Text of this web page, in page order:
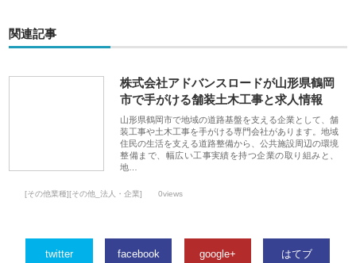
関連記事
株式会社アドバンスロードが山形県鶴岡
市で手がける舗装土木工事と求人情報
山形県鶴岡市で地域の道路基盤を支える企業として、舗
装工事や土木工事を手がける専門会社があります。地域
住民の生活を支える道路整備から、公共施設周辺の環境
整備まで、幅広い工事実績を持つ企業の取り組みと、
地…
[その他業種][その他_法人・企業] 0views
twitter facebook google+ はてブ